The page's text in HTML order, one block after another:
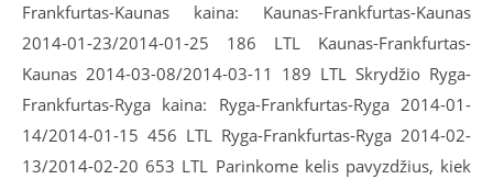
Frankfurtas-Kaunas kaina: Kaunas-Frankfurtas-Kaunas
2014-01-23/2014-01-25 186 LTL Kaunas-Frankfurtas-
Kaunas 2014-03-08/2014-03-11 189 LTL Skrydžio Ryga-
Frankfurtas-Ryga kaina: Ryga-Frankfurtas-Ryga 2014-01-
14/2014-01-15 456 LTL Ryga-Frankfurtas-Ryga 2014-02-
13/2014-02-20 653 LTL Parinkome kelis pavyzdžius, kiek